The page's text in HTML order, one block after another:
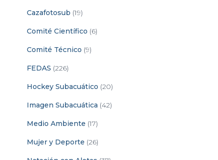
Cazafotosub (19)
Comité Científico (6)
Comité Técnico (9)
FEDAS (226)
Hockey Subacuático (20)
Imagen Subacuática (42)
Medio Ambiente (17)
Mujer y Deporte (26)